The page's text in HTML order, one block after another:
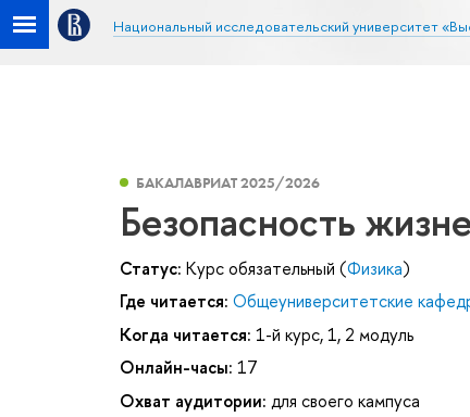
Национальный исследовательский университет
БАКАЛАВРИАТ 2025/2026
Безопасность
Статус: Курс обязательный (Физика)
Где читается: Общеуниверситетские
Когда читается: 1-й курс, 1, 2 модуль
Онлайн-часы: 17
Охват аудитории: для своего кампуса